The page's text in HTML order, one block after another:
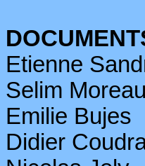
Etienne
Selim Moreau
Emilie Bujes
Didier